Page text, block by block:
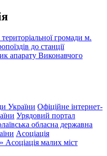
громади м.
до станції
апарату Виконавчого
України Офіційне інтернет-
Урядовий портал
обласна державна
Асоціація
Асоціація малих міст